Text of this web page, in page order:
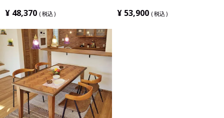
イ ダイニングチェア おしゃれ アメリカン
ヴィンテージ (幅75cm 食卓テーブル×1
¥ 48,370 税込
ーブル×1 ダイニングチェア×2)
¥ 53,900 税込